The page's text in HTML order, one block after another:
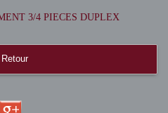
3/4 PIECES DUPLEX